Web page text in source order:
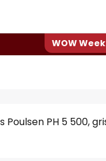
WOW
Poulsen PH 5 500,